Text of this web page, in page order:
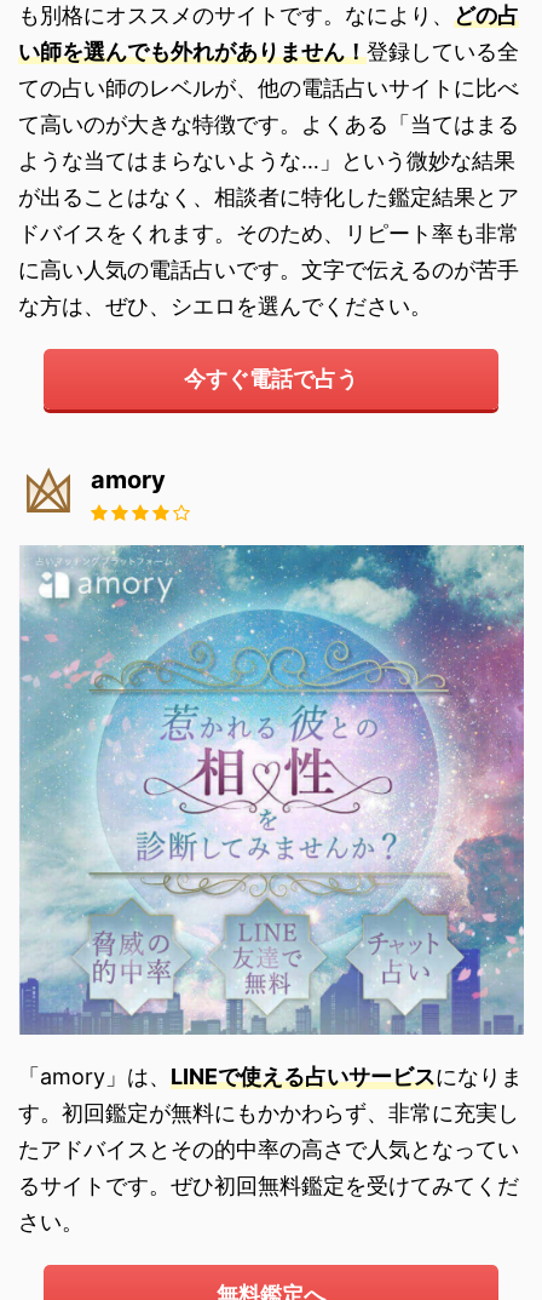
も別格にオススメのサイトです。なにより、 どの占
い師を選んでも外れがありません！登録している全
ての占い師のレベルが、他の電話占いサイトに比べ
て高いのが大きな特徴です。よくある「当てはまる
ような当てはまらないような…」という微妙な結果
が出ることはなく、相談者に特化した鑑定結果とア
ドバイスをくれます。そのため、リピート率も非常
に高い人気の電話占いです。文字で伝えるのが苦手
な方は、ぜひ、シエロを選んでください。
今すぐ電話で占う
amory
「amory」は、 LINEで使える占いサービスになりま
す。初回鑑定が無料にもかかわらず、非常に充実し
たアドバイスとその的中率の高さで人気となってい
るサイトです。ぜひ初回無料鑑定を受けてみてくだ
さい。
無料鑑定へ